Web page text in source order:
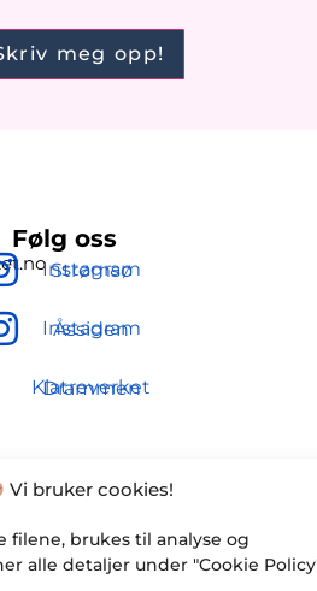
Vi bruker cookies!
filene, brukes til analyse og
alle detaljer under "Cookie
Følg oss
Instagram Strømsø
Instagram Åssiden
Klatreverket Drammen
Drammen